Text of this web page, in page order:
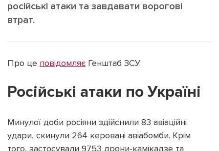
Наші соц мережі
російські атаки та завдавати ворогові
втрат.
Про це повідомляє Генштаб ЗСУ.
Російські атаки по Україні
Минулої доби росіяни здійснили 83 авіаційні
удари, скинули 264 керовані авіабомби. Крім
того, застосували 9753 дрони-камікадзе та